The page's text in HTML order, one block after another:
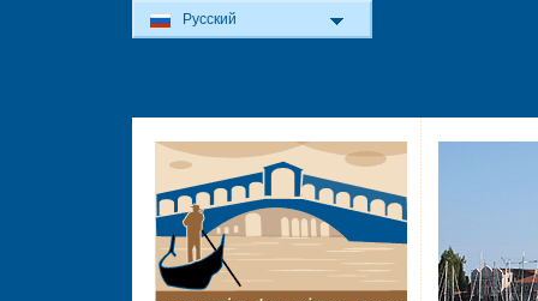
Русский